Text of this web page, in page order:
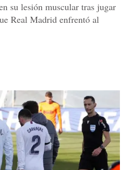
su lesión muscular tras jugar
Real Madrid enfrentó al